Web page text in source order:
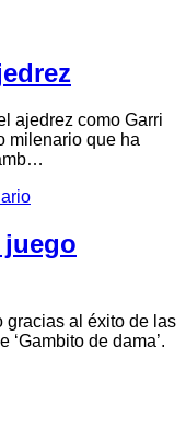
ajedrez como Garri
milenario que ha
juego
gracias al éxito de las
‘Gambito de dama’.